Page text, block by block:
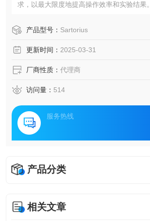
求，以最大限度地提高操作效率和实验结果。
产品型号： Sartorius
更新时间： 2025-03-31
厂商性质： 代理商
访问量： 514
服务热线
产品分类
相关文章